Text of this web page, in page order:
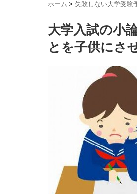
ホーム > 失敗しない大学受験
大学入試の小
とを子供にさ